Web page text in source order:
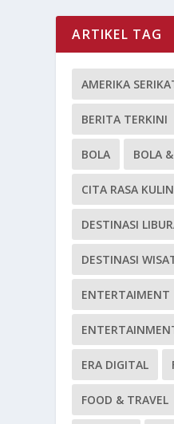
ARTIKEL TAG
AMERIKA
BERITA TERKINI
BOLA BOLA
CITA RASA
DESTINASI
DESTINASI
ENTERTAIMENT
ERA DIGITAL
FOOD & TRAVEL